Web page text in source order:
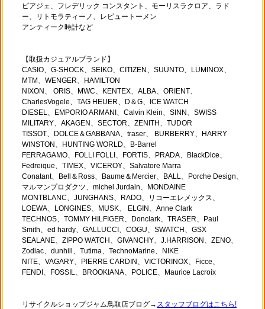
ピアジェ、フレデリック コンスタント、モーリスラクロア、ラド
ー、リトモラティーノ、レビュートーメン
アンティーク時計など
【取扱カジュアルブランド】
CASIO、G-SHOCK、SEIKO、CITIZEN、SUUNTO、LUMINOX、
MTM、WENGER、HAMILTON
NIXON、 ORIS、MWC、KENTEX、ALBA、ORIENT、
CharlesVogele、TAG HEUER、D＆G、ICE WATCH
DIESEL、EMPORIO ARMANI、Calvin Klein、SINN、SWISS
MILITARY、AKAGEN、SECTOR、ZENITH、TUDOR
TISSOT、DOLCE＆GABBANA、traser、 BURBERRY、HARRY
WINSTON、HUNTING WORLD、B-Barrel
FERRAGAMO、FOLLI FOLLI、FORTIS、PRADA、BlackDice、
Fedreique、TIMEX、VICEROY、Salvatore Marra
Conatant、Bell＆Ross、Baume＆Mercier、BALL、Porche Design、
マルマンプロダクツ、michel Jurdain、MONDAINE
MONTBLANC、JUNGHANS、RADO、リコーエレメックス、
LOEWA、LONGINES、MUSK、 ELGIN、Anne Clark
TECHNOS、TOMMY HILFIGER、Donclark、TRASER、Paul
Smith、ed hardy、GALLUCCI、COGU、SWATCH、GSX
SEALANE、ZIPPO WATCH、GIVANCHY、J.HARRISON、ZENO、
Zodiac、dunhill、Tutima、TechnoMarine、NIKE
NITE、VAGARY、PIERRE CARDIN、VICTORINOX、Ficce、
FENDI、FOSSIL、BROOKIANA、POLICE、Maurice Lacroix
リサイクルショップジャム鳥取店ブログ→ スタッフブログはこちら!